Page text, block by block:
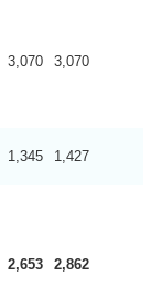
3,070 3,070
1,345 1,427
2,653 2,862